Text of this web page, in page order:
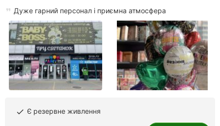
Дуже гарний персонал і приємна атмосфера
done Є резервне живлення